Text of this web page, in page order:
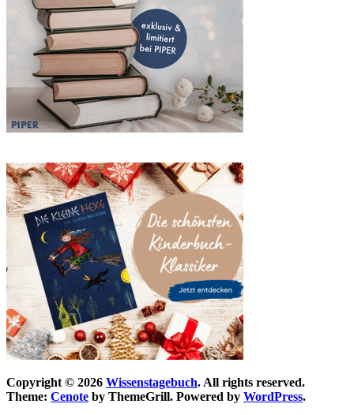
Copyright © 2026 Wissenstagebuch. All rights reserved.
Theme: Cenote by ThemeGrill. Powered by WordPress.